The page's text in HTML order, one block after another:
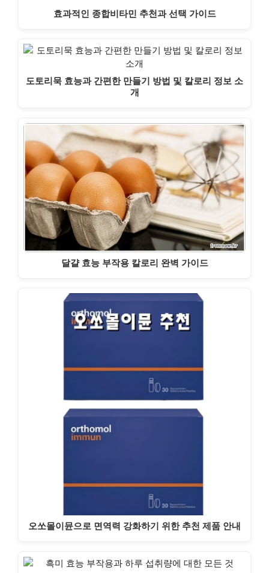
효과적인 종합비타민 추천과 선택 가이드
도토리묵 효능과 간편한 만들기 방법 및 칼로리 정보 소
개
달걀 효능 부작용 칼로리 완벽 가이드
오쏘몰이뮨으로 면역력 강화하기 위한 추천 제품 안내